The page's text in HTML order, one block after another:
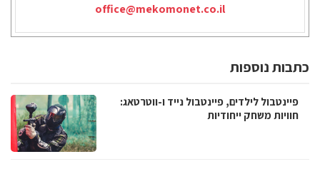
office@mekomonet.co.il
כתבות נוספות
פיינטבול לילדים, פיינטבול נייד ו-ווטרטאג:
חוויות משחק ייחודיות